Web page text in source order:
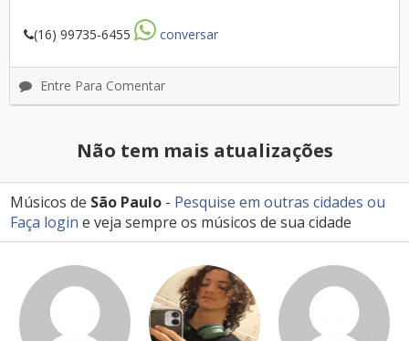
(16) 99735-6455 conversar
Entre Para Comentar
Não tem mais atualizações
Músicos de São Paulo - Pesquise em outras cidades ou
Faça login e veja sempre os músicos de sua cidade